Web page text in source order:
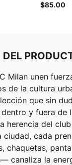
$85.00
Milan unen
de la cultura
que sin
y fuera de
herencia del
ciudad, cada
chaquetas,
canaliza la